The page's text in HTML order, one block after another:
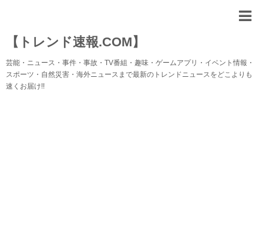
【トレンド速報.COM】
芸能・ニュース・事件・事故・TV番組・趣味・ゲームアプリ・イベント情報・
スポーツ・自然災害・海外ニュースまで最新のトレンドニュースをどこよりも
速くお届け!!